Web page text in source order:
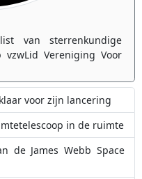
van sterrenkundige
vzwLid Vereniging Voor
voor zijn lancering
in de ruimte
de James Webb Space